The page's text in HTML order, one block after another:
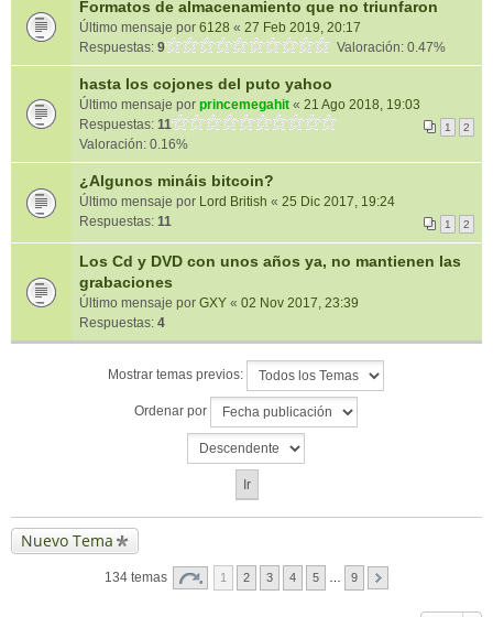
Formatos de almacenamiento que no triunfaron
Último mensaje por 6128 « 27 Feb 2019, 20:17
Respuestas: 9 Valoración: 0.47%
hasta los cojones del puto yahoo
Último mensaje por princemegahit « 21 Ago 2018, 19:03
Respuestas: 11 1 2
Valoración: 0.16%
¿Algunos mináis bitcoin?
Último mensaje por Lord British « 25 Dic 2017, 19:24
Respuestas: 11 1 2
Los Cd y DVD con unos años ya, no mantienen las
grabaciones
Último mensaje por GXY « 02 Nov 2017, 23:39
Respuestas: 4
Mostrar temas previos:
Ordenar por
Nuevo Tema
134 temas 1 2 3 4 5 9